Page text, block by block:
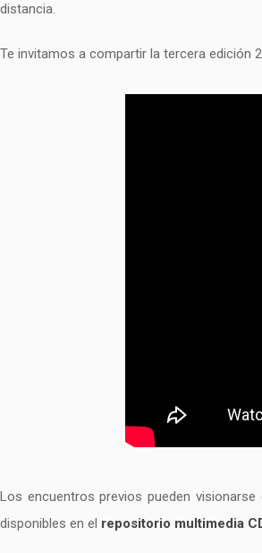
distancia.
Te invitamos a compartir la tercera edición
Los encuentros previos pueden visionarse
disponibles en el repositorio multimedia